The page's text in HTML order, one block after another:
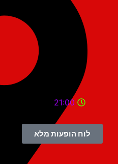
21:00
לוח הופעות מלא